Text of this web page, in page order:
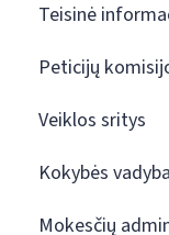
Teisinė
Peticijų
Veiklos sritys
Kokybės vadyba
Mokesčių